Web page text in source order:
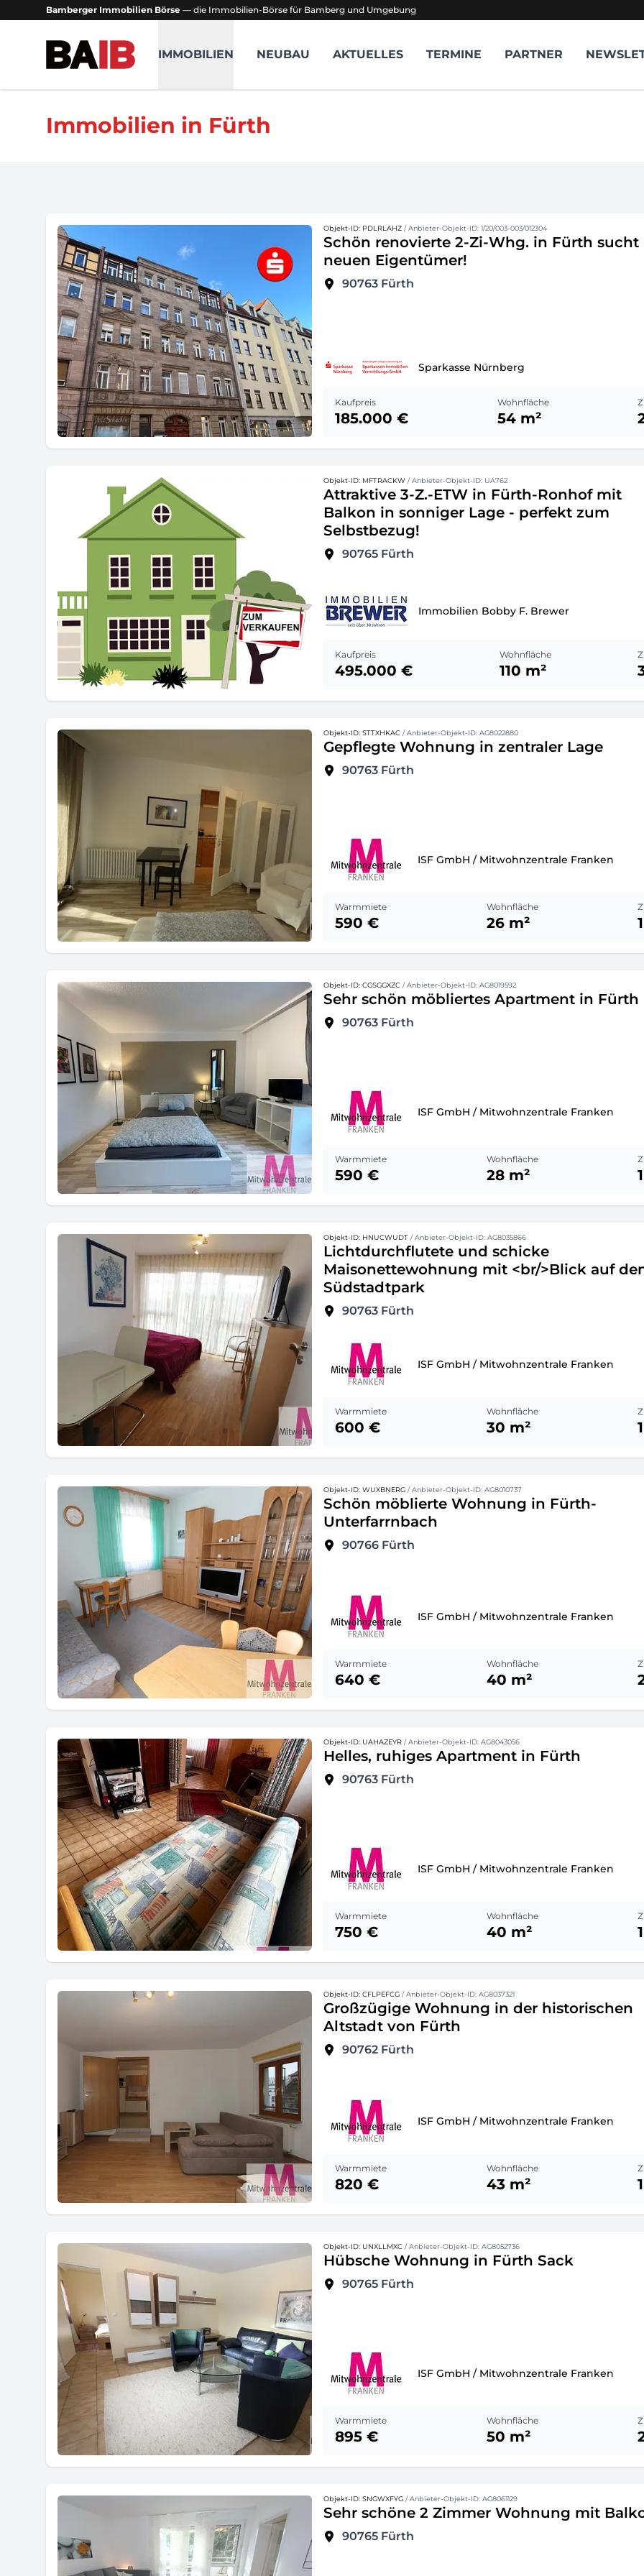
Bamberger Immobilien Börse — die Immobilien-Börse für Bamberg und Umgebung
Bamberger Immobilien Börse
IMMOBILIEN NEUBAU AKTUELLES TERMINE PARTNER
Immobilien in Fürth
Objekt-ID: PDLRLAHZ / Anbieter-Objekt-ID: 1/20/003-003/012304
Schön renovierte 2-Zi-Whg. in Fürth sucht
neuen Eigentümer!
90763 Fürth
Sparkasse Nürnberg
Kaufpreis
185.000 €
Wohnfläche
54 m²
Objekt-ID: MFTRACKW / Anbieter-Objekt-ID: UA762
Attraktive 3-Z.-ETW in Fürth-Ronhof mit
Balkon in sonniger Lage - perfekt zum
Selbstbezug!
90765 Fürth
Immobilien Bobby F. Brewer
Kaufpreis
495.000 €
Wohnfläche
110 m²
Objekt-ID: STTXHKAC / Anbieter-Objekt-ID: AG8022880
Gepflegte Wohnung in zentraler Lage
90763 Fürth
ISF GmbH / Mitwohnzentrale Franken
Warmmiete
590 €
Wohnfläche
26 m² 1
Objekt-ID: CGSGGXZC / Anbieter-Objekt-ID: AG8019592
Sehr schön möbliertes Apartment in Fürth
90763 Fürth
ISF GmbH / Mitwohnzentrale Franken
Warmmiete
590 €
Wohnfläche
28 m² 1
Objekt-ID: HNUCWUDT / Anbieter-Objekt-ID: AG8035866
Lichtdurchflutete und schicke
Maisonettewohnung mit <br/>Blick auf
Südstadtpark
90763 Fürth
ISF GmbH / Mitwohnzentrale Franken
Warmmiete
600 €
Wohnfläche
30 m² 1
Objekt-ID: WUXBNERG / Anbieter-Objekt-ID: AG8010737
Schön möblierte Wohnung in Fürth-
Unterfarrnbach
90766 Fürth
ISF GmbH / Mitwohnzentrale Franken
Warmmiete
640 €
Wohnfläche
40 m²
Objekt-ID: UAHAZEYR / Anbieter-Objekt-ID: AG8043056
Helles, ruhiges Apartment in Fürth
90763 Fürth
ISF GmbH / Mitwohnzentrale Franken
Warmmiete
750 €
Wohnfläche
40 m² 1
Objekt-ID: CFLPEFCG / Anbieter-Objekt-ID: AG8037321
Großzügige Wohnung in der historischen
Altstadt von Fürth
90762 Fürth
ISF GmbH / Mitwohnzentrale Franken
Warmmiete
820 €
Wohnfläche
43 m² 1
Objekt-ID: UNXLLMXC / Anbieter-Objekt-ID: AG8052736
Hübsche Wohnung in Fürth Sack
90765 Fürth
ISF GmbH / Mitwohnzentrale Franken
Warmmiete
895 €
Wohnfläche
50 m²
Objekt-ID: SNGWXFYG / Anbieter-Objekt-ID: AG8061129
Sehr schöne 2 Zimmer Wohnung mit
90765 Fürth